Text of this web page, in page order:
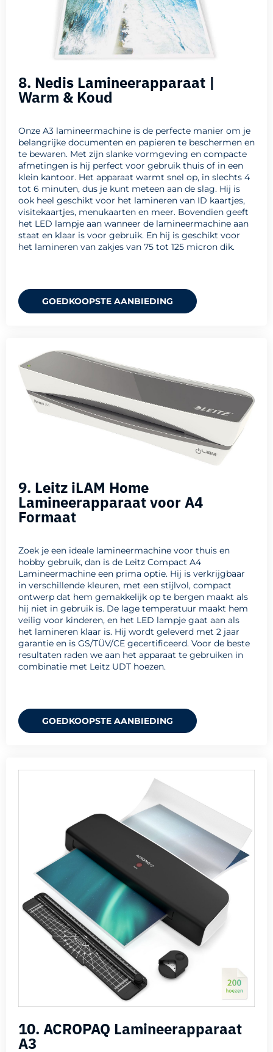
8. Nedis Lamineerapparaat |
Warm & Koud
Onze A3 lamineermachine is de perfecte manier om je
belangrijke documenten en papieren te beschermen en
te bewaren. Met zijn slanke vormgeving en compacte
afmetingen is hij perfect voor gebruik thuis of in een
klein kantoor. Het apparaat warmt snel op, in slechts 4
tot 6 minuten, dus je kunt meteen aan de slag. Hij is
ook heel geschikt voor het lamineren van ID kaartjes,
visitekaartjes, menukaarten en meer. Bovendien geeft
het LED lampje aan wanneer de lamineermachine aan
staat en klaar is voor gebruik. En hij is geschikt voor
het lamineren van zakjes van 75 tot 125 micron dik.
GOEDKOOPSTE AANBIEDING
9. Leitz iLAM Home
Lamineerapparaat voor A4
Formaat
Zoek je een ideale lamineermachine voor thuis en
hobby gebruik, dan is de Leitz Compact A4
Lamineermachine een prima optie. Hij is verkrijgbaar
in verschillende kleuren, met een stijlvol, compact
ontwerp dat hem gemakkelijk op te bergen maakt als
hij niet in gebruik is. De lage temperatuur maakt hem
veilig voor kinderen, en het LED lampje gaat aan als
het lamineren klaar is. Hij wordt geleverd met 2 jaar
garantie en is GS/TÜV/CE gecertificeerd. Voor de beste
resultaten raden we aan het apparaat te gebruiken in
combinatie met Leitz UDT hoezen.
GOEDKOOPSTE AANBIEDING
10. ACROPAQ Lamineerapparaat
A3